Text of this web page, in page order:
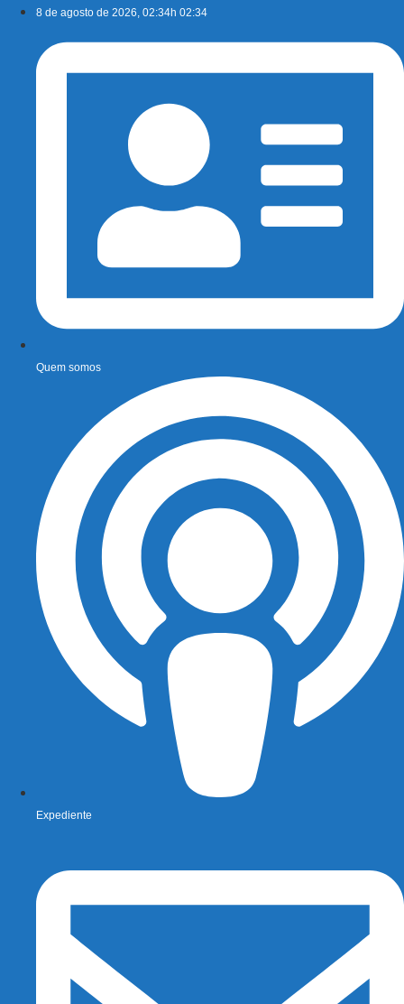
conteúdo
8 de agosto de 2026, 02:34h 02:34
Quem somos
Expediente